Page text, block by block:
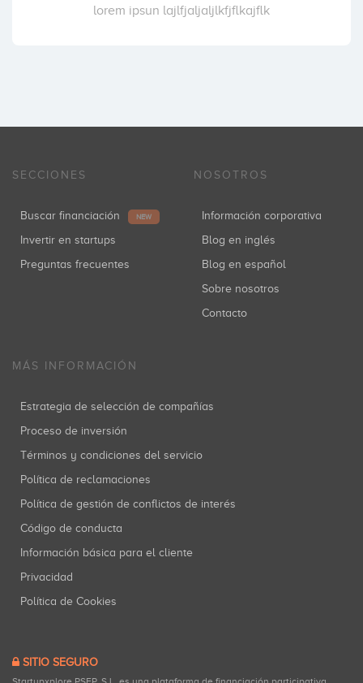
lorem ipsun lajlfjaljaljlkfjflkajflk
SECCIONES
Buscar financiación NEW
Invertir en startups
Preguntas frecuentes
NOSOTROS
Información corporativa
Blog en inglés
Blog en español
Sobre nosotros
Contacto
MÁS INFORMACIÓN
Estrategia de selección de compañías
Proceso de inversión
Términos y condiciones del servicio
Política de reclamaciones
Política de gestión de conflictos de interés
Código de conducta
Información básica para el cliente
Privacidad
Política de Cookies
SITIO SEGURO